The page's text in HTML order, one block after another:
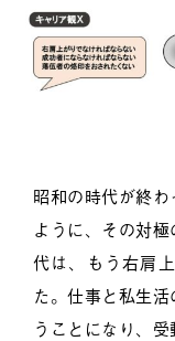
昭和の時代が終
ように、その対
代は、もう右肩
た。仕事と私生
うことになり、